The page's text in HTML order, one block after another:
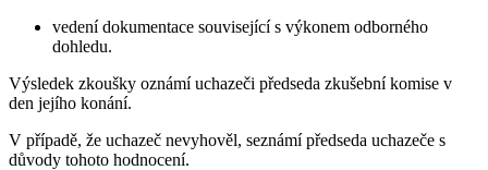
vedení dokumentace související s výkonem odborného
dohledu.
Výsledek zkoušky oznámí uchazeči předseda zkušební komise v
den jejího konání.
V případě, že uchazeč nevyhověl, seznámí předseda uchazeče s
důvody tohoto hodnocení.